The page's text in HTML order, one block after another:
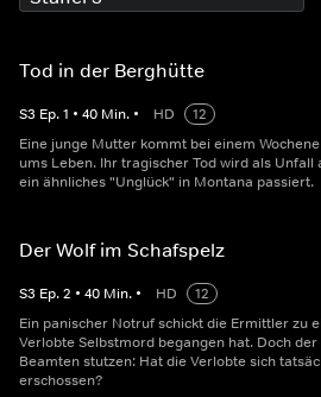
Tod in der Berghütte
S3 Ep.1 • 40 Min. • HD
12
Eine junge Mutter kommt bei einem
ums Leben. Ihr tragischer Tod wird als Unfall
ein ähnliches "Unglück" in Montana passiert.
Der Wolf im Schafspelz
S3 Ep.2 • 40 Min. • HD
12
Ein panischer Notruf schickt die Ermittler zu
Verlobte Selbstmord begangen hat. Doch der
Beamten stutzen: Hat die Verlobte sich
erschossen?